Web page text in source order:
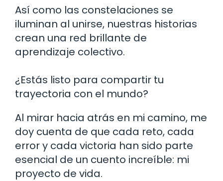
Así como las constelaciones se
iluminan al unirse, nuestras historias
crean una red brillante de
aprendizaje colectivo.
¿Estás listo para compartir tu
trayectoria con el mundo?
Al mirar hacia atrás en mi camino, me
doy cuenta de que cada reto, cada
error y cada victoria han sido parte
esencial de un cuento increíble: mi
proyecto de vida.